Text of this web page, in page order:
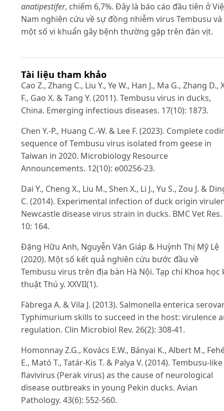
anatipestifer, chiếm 6,7%. Đây là báo cáo đầu tiên ở
Nam nghiên cứu về sự đồng nhiễm virus Tembusu và
một số vi khuẩn gây bệnh thường gặp trên đàn vịt.
Tài liệu tham khảo
Cao Z., Zhang C., Liu Y., Ye W., Han J., Ma G., Zhang D.,
F., Gao X. & Tang Y. (2011). Tembusu virus in ducks,
China. Emerging infectious diseases. 17(10): 1873.
Chen Y.-P., Huang C.-W. & Lee F. (2023). Complete
sequence of Tembusu virus isolated from geese in
Taiwan in 2020. Microbiology Resource
Announcements. 12(10): e00256-23.
Dai Y., Cheng X., Liu M., Shen X., Li J., Yu S., Zou J. &
C. (2014). Experimental infection of duck origin
Newcastle disease virus strain in ducks. BMC Vet Res.
10: 164.
Đặng Hữu Anh, Nguyễn Văn Giáp & Huỳnh Thị Mỹ Lệ
(2020). Một số kết quả nghiên cứu bước đầu về
Tembusu virus trên địa bàn Hà Nội. Tạp chí Khoa học
thuật Thú y. XXVII(1).
Fàbrega A. & Vila J. (2013). Salmonella enterica
Typhimurium skills to succeed in the host: virulence
regulation. Clin Microbiol Rev. 26(2): 308-41.
Homonnay Z.G., Kovács E.W., Bányai K., Albert M.,
E., Mató T., Tatár-Kis T. & Palya V. (2014). Tembusu-like
flavivirus (Perak virus) as the cause of neurological
disease outbreaks in young Pekin ducks. Avian
Pathology. 43(6): 552-560.